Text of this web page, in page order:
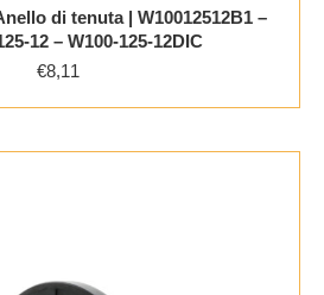
di tenuta | W10012512B1 –
12 – W100-125-12DIC
€8,11